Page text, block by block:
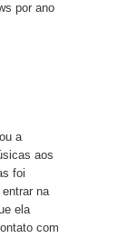
por ano
a
aos
foi
na
ela
com